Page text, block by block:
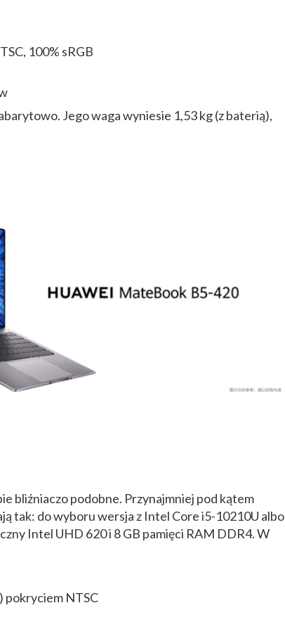
100% sRGB
Jego waga wyniesie 1,53 kg (z baterią),
bliźniaczo podobne. Przynajmniej pod kątem
tak: do wyboru wersja z Intel Core i5-10210U albo
Intel UHD 620 i 8 GB pamięci RAM DDR4. W
pokryciem NTSC